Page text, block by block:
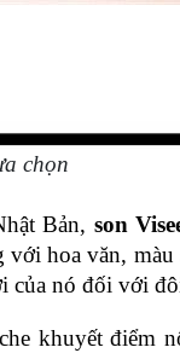
chọn
Bản, son
hoa văn, màu
của nó đối với
khuyết điểm